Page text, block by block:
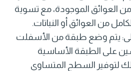
العوائق الموجودة، مع تسوية
من العوائق أو النباتات.
يتم وضع طبقة من الأسفلت
على الطبقة الأساسية
لتوفير السطح المتساوي